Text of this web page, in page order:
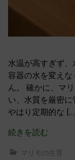
水温が高すぎず
容器の水を変え
ん。 確かに、マ
い、水質を厳密に
やはり定期的な […]
続きを読む
マリモの生育